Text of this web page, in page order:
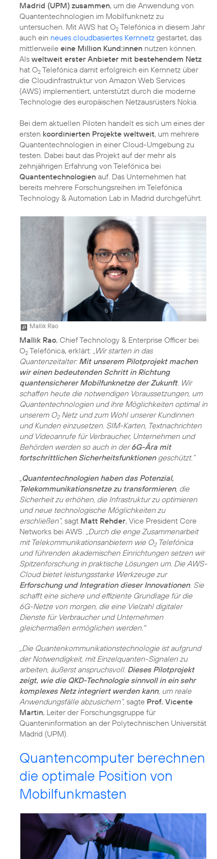
Madrid (UPM) zusammen, um die Anwendung von
Quantentechnologien im Mobilfunknetz zu
untersuchen. Mit AWS hat O2 Telefónica in diesem Jahr
auch ein neues cloudbasiertes Kernnetz gestartet, das
mittlerweile eine Million Kund:innen nutzen können.
Als weltweit erster Anbieter mit bestehendem Netz
hat O2 Telefónica damit erfolgreich ein Kernnetz über
die Cloudinfrastruktur von Amazon Web Services
(AWS) implementiert, unterstützt durch die moderne
Technologie des europäischen Netzausrüsters Nokia.
Bei dem aktuellen Piloten handelt es sich um eines der
ersten koordinierten Projekte weltweit, um mehrere
Quantentechnologien in einer Cloud-Umgebung zu
testen. Dabei baut das Projekt auf der mehr als
zehnjährigen Erfahrung von Telefónica bei
Quantentechnologien auf. Das Unternehmen hat
bereits mehrere Forschungsreihen im Telefónica
Technology & Automation Lab in Madrid durchgeführt.
Mallik Rao
Mallik Rao, Chief Technology & Enterprise Officer bei
O2 Telefónica, erklärt: „Wir starten in das
Quantenzeitalter: Mit unserem Pilotprojekt machen
wir einen bedeutenden Schritt in Richtung
quantensicherer Mobilfunknetze der Zukunft. Wir
schaffen heute die notwendigen Voraussetzungen, um
Quantentechnologien und ihre Möglichkeiten optimal in
unserem O2Netz und zum Wohl unserer Kundinnen
und Kunden einzusetzen. SIM-Karten, Textnachrichten
und Videoanrufe für Verbraucher, Unternehmen und
Behörden werden so auch in der6G-Ära mit
fortschrittlichen Sicherheitsfunktionengeschützt.“
„Quantentechnologien haben das Potenzial,
Telekommunikationsnetze zu transformieren, die
Sicherheit zu erhöhen, die Infrastruktur zu optimieren
und neue technologische Möglichkeiten zu
erschließen“, sagt Matt Rehder, Vice President Core
Networks bei AWS. „Durch die enge Zusammenarbeit
mit Telekommunikationsanbietern wie O2Telefónica
und führenden akademischen Einrichtungen setzen wir
Spitzenforschung in praktische Lösungen um. Die AWS-
Cloud bietet leistungsstarke Werkzeuge zur
Erforschung und Integration dieser Innovationen. Sie
schafft eine sichere und effiziente Grundlage für die
6G-Netze von morgen, die eine Vielzahl digitaler
Dienste für Verbraucher und Unternehmen
gleichermaßen ermöglichen werden."
„Die Quantenkommunikationstechnologie ist aufgrund
der Notwendigkeit, mit Einzelquanten-Signalen zu
arbeiten, äußerst anspruchsvoll. Dieses Pilotprojekt
zeigt, wie die QKD-Technologie sinnvoll in ein sehr
komplexes Netz integriert werden kann, um reale
Anwendungsfälle abzusichern“, sagte Prof. Vicente
Martin, Leiter der Forschungsgruppe für
Quanteninformation an der Polytechnischen Universität
Madrid (UPM).
Quantencomputer berechnen
die optimale Position von
Mobilfunkmasten